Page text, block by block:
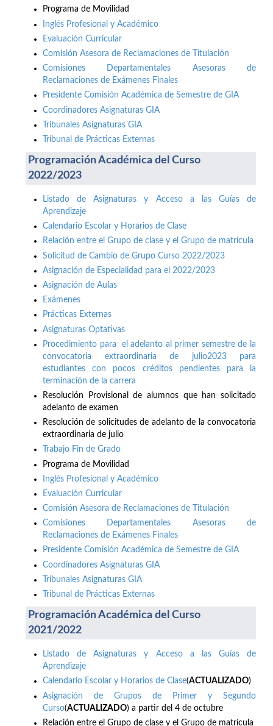
Programa de Movilidad
Inglés Profesional y Académico
Evaluación Curricular
Comisión Asesora de Reclamaciones de Titulación
Comisiones Departamentales Asesoras de
Reclamaciones de Exámenes Finales
Presidente Comisión Académica de Semestre de GIA
Coordinadores Asignaturas GIA
Tribunales Asignaturas GIA
Tribunal de Prácticas Externas
Programación Académica del Curso
2022/2023
Listado de Asignaturas y Acceso a las Guías de
Aprendizaje
Calendario Escolar y Horarios de Clase
Relación entre el Grupo de clase y el Grupo de matrícula
Solicitud de Cambio de Grupo Curso 2022/2023
Asignación de Especialidad para el 2022/2023
Asignación de Aulas
Exámenes
Prácticas Externas
Asignaturas Optativas
Procedimiento para el adelanto al primer semestre de la
convocatoria extraordinaria de julio2023 para
estudiantes con pocos créditos pendientes para la
terminación de la carrera
Resolución Provisional de alumnos que han solicitado
adelanto de examen
Resolución de solicitudes de adelanto de la convocatoria
extraordinaria de julio
Trabajo Fin de Grado
Programa de Movilidad
Inglés Profesional y Académico
Evaluación Curricular
Comisión Asesora de Reclamaciones de Titulación
Comisiones Departamentales Asesoras de
Reclamaciones de Exámenes Finales
Presidente Comisión Académica de Semestre de GIA
Coordinadores Asignaturas GIA
Tribunales Asignaturas GIA
Tribunal de Prácticas Externas
Programación Académica del Curso
2021/2022
Listado de Asignaturas y Acceso a las Guías de
Aprendizaje
Calendario Escolar y Horarios de Clase(ACTUALIZADO)
Asignación de Grupos de Primer y Segundo
Curso(ACTUALIZADO) a partir del 4 de octubre
Relación entre el Grupo de clase y el Grupo de matrícula